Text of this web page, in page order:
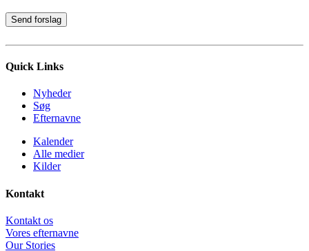
Quick Links
Nyheder
Søg
Efternavne
Kalender
Alle medier
Kilder
Kontakt
Kontakt os
Vores efternavne
Our Stories